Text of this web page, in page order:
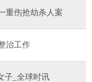
重伤抢劫杀人案
治工作
子_全球时讯